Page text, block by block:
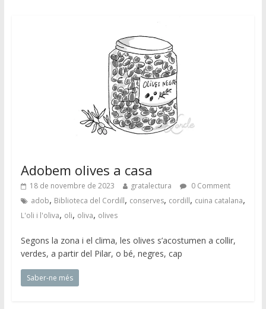
Adobem olives a casa
18 de novembre de 2023 gratalectura
0 Comment
adob, Biblioteca del Cordill, conserves, cordill, cuina catalana,
L'oli i l'oliva, oli, oliva, olives
Segons la zona i el clima, les olives s’acostumen a collir,
verdes, a partir del Pilar, o bé, negres, cap
Saber-ne més